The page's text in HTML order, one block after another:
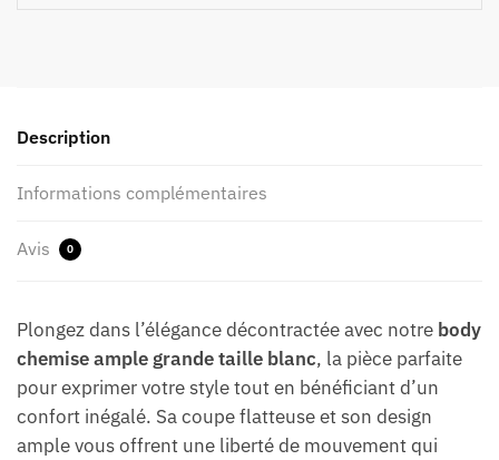
Description
Informations complémentaires
Avis 0
Plongez dans l’élégance décontractée avec notre body
chemise ample grande taille blanc, la pièce parfaite
pour exprimer votre style tout en bénéficiant d’un
confort inégalé. Sa coupe flatteuse et son design
ample vous offrent une liberté de mouvement qui